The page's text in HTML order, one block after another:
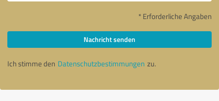
* Erforderliche Angaben
Nachricht senden
Ich stimme den Datenschutzbestimmungen zu.